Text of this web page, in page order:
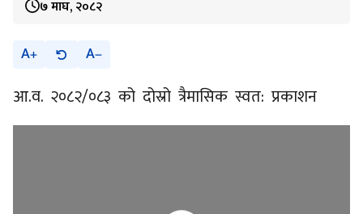
७ माघ, २०८२
A A
आ.व. २०८२/०८३ को दोस्रो त्रैमासिक स्वत: प्रकाशन